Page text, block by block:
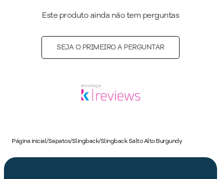
Este produto ainda não tem perguntas
SEJA O PRIMEIRO A PERGUNTAR
Página inicial/Sapatos/Slingback/Slingback Salto Alto Burgundy